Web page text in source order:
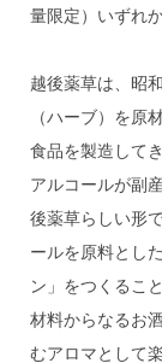
量限定）いずれ
越後薬草は、昭
（ハーブ）を原
食品を製造して
アルコールが副
後薬草らしい形
ールを原料とし
ン」をつくるこ
材料からなるお
むアロマとして